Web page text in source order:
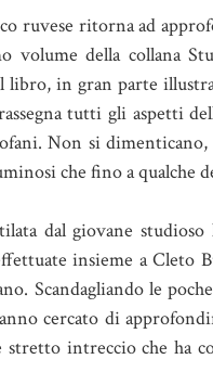
ruvese ritorna ad
volume della collana
in gran parte
tutti gli aspetti
Non si dimenticano,
che fino a qualche
dal giovane
insieme a Cleto
Scandagliando le
cercato di
stretto intreccio che ha